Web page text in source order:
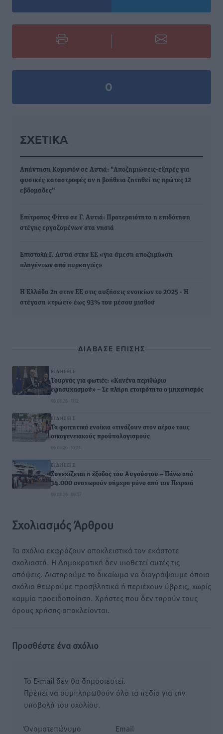
0
ΣΧΕΤΙΚΆ
Απάντηση Κομισιόν σε Αυτιά: "Αποζημιώσεις-εξπρές για
φυσικές καταστροφές αν η βοήθεια ζητηθεί τις πρώτες 12
εβδομάδες"
Επίτροπος Φίττο σε Γ. Αυτιά: Προτεραιότητα η επιδότηση
στέγης εργαζομένων στα νησιά
Επιστολή Γ. Αυτιά στην ΕΕ «για άμεση αποζημίωση
πληγέντων από πυρκαγιές»
Η Ελλάδα 2η στην ΕΕ στις αυξήσεις ενοικίων το 2025 - Η
στέγαση «τρώει» έως 93% του μέσου μισθού
ΔΙΑΒΑΣΕ ΕΠΙΣΗΣ
ΕΙΔΉΣΕΙΣ
Τουρνάς για φωτιές: «Κανένα περιθώριο
εφησυχασμού» – Σε πλήρη ετοιμότητα ο μηχανισμός
09.08.26 · 11:12
ΕΙΔΉΣΕΙΣ
Τα φοιτητικά ενοίκια «τινάζουν στον αέρα» τους
οικογενειακούς προϋπολογισμούς
09.08.26 · 10:24
ΕΙΔΉΣΕΙΣ
Συνεχίζεται η έξοδος του Αυγούστου – Πάνω από
34.000 αναχωρούν σήμερα μόνο από τον Πειραιά
09.08.26 · 09:57
Σχολιασμός Άρθρου
Τα σχόλια εκφράζουν αποκλειστικά τον εκάστοτε
σχολιαστή. Η Δημοκρατική δεν υιοθετεί αυτές τις
απόψεις. Διατηρούμε το δικαίωμα να διαγράψουμε όποια
σχόλια θεωρούμε προσβλητικά ή περιέχουν ύβρεις, χωρίς
καμμία προειδοποίηση. Χρήστες που δεν τηρούν τους
όρους χρήσης αποκλείονται.
Προσθέστε ένα σχόλιο
Το E-mail δεν θα δημοσιευτεί.
Πρέπει να συμπληρωθούν όλα τα πεδία για την
υποβολή του σχολίου.
Όνοματεπώνυμο Email